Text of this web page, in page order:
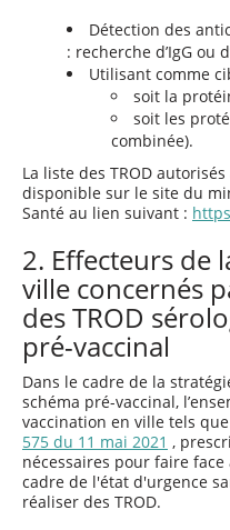
Détection des
: recherche d’IgG ou
Utilisant comme
soit la
soit les
combinée).
La liste des TROD
disponible sur le site du
Santé au lien suivant :
2. Effecteurs de
ville concernés
des TROD
pré-vaccinal
Dans le cadre de la
schéma pré-vaccinal,
vaccination en ville tels
575 du 11 mai 2021 ,
nécessaires pour faire
cadre de l'état d'urgence
réaliser des TROD.